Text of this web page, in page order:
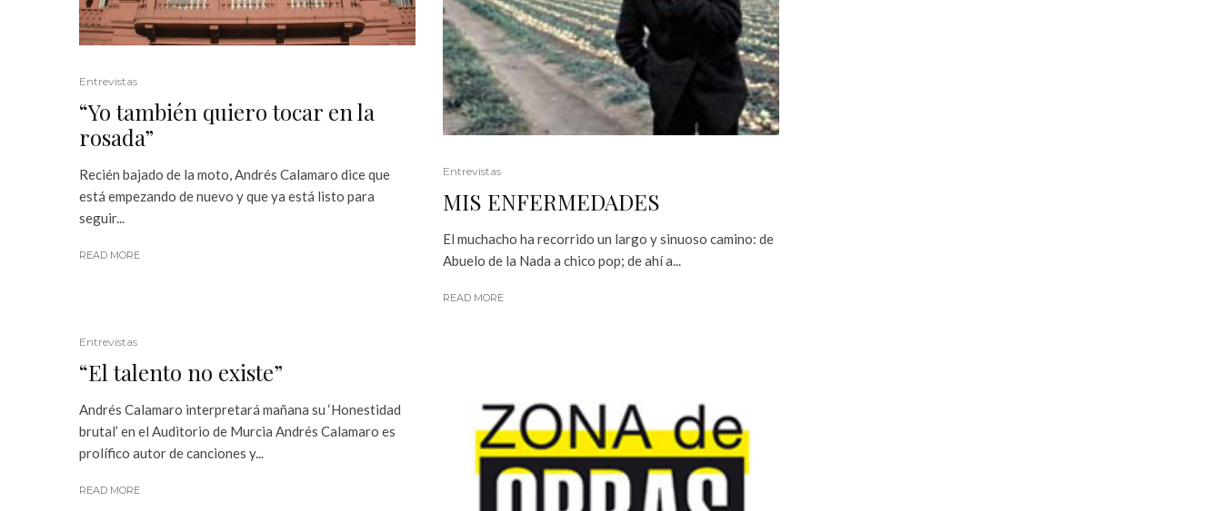
Entrevistas
“Yo también quiero tocar en la
rosada”
Recién bajado de la moto, Andrés Calamaro dice que
está empezando de nuevo y que ya está listo para
seguir...
READ MORE
Entrevistas
MIS ENFERMEDADES
El muchacho ha recorrido un largo y sinuoso camino: de
Abuelo de la Nada a chico pop; de ahí a...
READ MORE
Entrevistas
“El talento no existe”
Andrés Calamaro interpretará mañana su ‘Honestidad
brutal’ en el Auditorio de Murcia Andrés Calamaro es
prolífico autor de canciones y...
READ MORE